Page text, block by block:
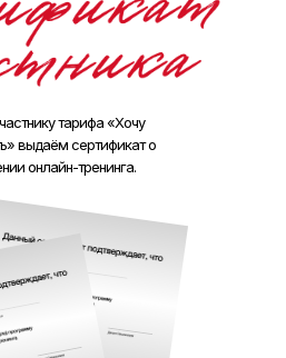
тарифа «Хочу
выдаём сертификат о
онлайн-тренинга.